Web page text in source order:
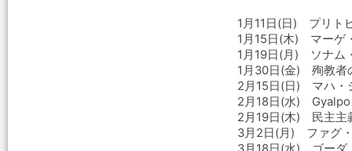
1月11日(日) プリト
1月15日(木) マーゲ
1月19日(月) ソナム
1月30日(金) 殉教者
2月15日(日) マハ・
2月18日(水)
2月19日(木) 民主主
3月2日(月) ファグ